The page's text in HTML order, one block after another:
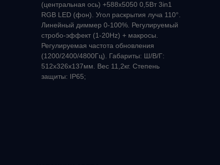
(центральная ось) +588x5050 0,5Вт 3in1
RGB LED (фон). Угол раскрытия луча 110°.
Линейный диммер 0-100%. Регулируемый
стробо-эффект (1-20Hz) + макросы.
Регулируемая частота обновления
(1200/2400/4800Гц). Габариты: Ш/В/Г:
512х326х137мм. Вес 11,2кг. Степень
защиты: IP65;